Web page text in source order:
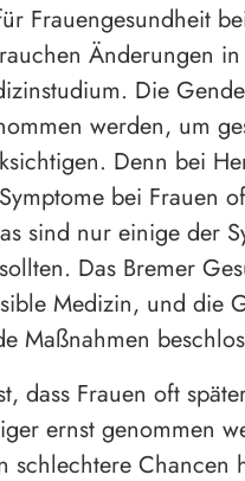
Frauengesundheit
Änderungen
Die
werden, um
Denn bei
bei Frauen
sind nur einige der
Das Bremer
Medizin, und die
Maßnahmen
dass Frauen oft
ernst genommen
schlechtere Chancen